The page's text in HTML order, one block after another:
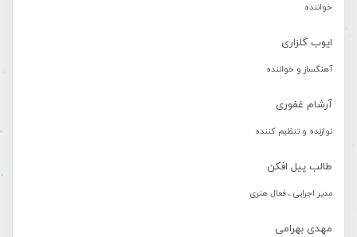
خواننده
ایوب گلزاری
آهنگساز و خواننده
آرشام غفوری
نوازنده و تنظیم کننده
طالب پیل افکن
مدیر اجرایی ، فعال هنری
مهدی بهرامی